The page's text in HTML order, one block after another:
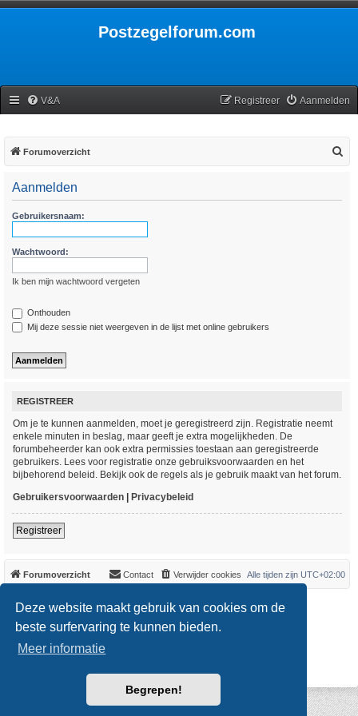
Deze website maakt gebruik van cookies om de
beste surfervaring te kunnen bieden.
Meer informatie
Begrepen!
Postzegelforum.com
V&A Aanmelden
Registreer
Forumoverzicht
Aanmelden
Gebruikersnaam:
Wachtwoord:
Ik ben mijn wachtwoord vergeten
Onthouden
Mij deze sessie niet weergeven in de lijst met online gebruikers
REGISTREER
Om je te kunnen aanmelden, moet je geregistreerd zijn. Registratie neemt
enkele minuten in beslag, maar geeft je extra mogelijkheden. De
forumbeheerder kan ook extra permissies toestaan aan geregistreerde
gebruikers. Lees voor registratie onze gebruiksvoorwaarden en het
bijbehorend beleid. Bekijk ook de regels als je gebruik maakt van het forum.
Gebruikersvoorwaarden | Privacybeleid
Registreer
Forumoverzicht Alle tijden zijn UTC+02:00
Verwijder cookies
Contact
*Original Author:Brad Veryard
*Updated to 3.3.x by MannixMD
* Style version: 3.4.0
Powered by